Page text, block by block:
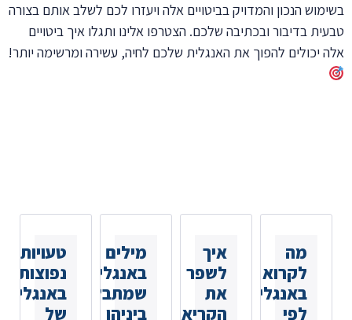
בשימוש הנכון והמדויק בביטויים אלה ויעזרו לכם לשלב אותם בצורה
טבעית בדיבור ובכתיבה שלכם. הצטרפו אלינו ותגלו איך ביטויים
אלה יכולים להפוך את האנגלית שלכם לחיה, עשירה ומרשימה יותר!
מה
לקרוא
באנגלית
לפי
איך
לשפר
את
הקריאה
מילים
באנגלית
שמתבלבלים
ביניהן
טעויות
נפוצות
באנגלית
של